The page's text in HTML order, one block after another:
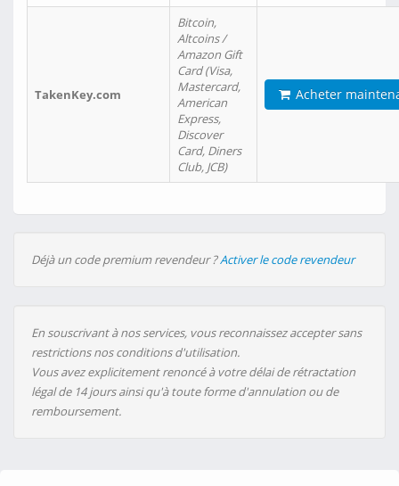
TakenKey.com
Bitcoin,
Altcoins /
Amazon Gift
Card (Visa,
Mastercard,
American
Express,
Discover
Card, Diners
Club, JCB)
Acheter
Déjà un code premium revendeur ?Activer le code revendeur
En souscrivant à nos services, vous reconnaissez accepter sans
restrictions nos conditions d'utilisation.
Vous avez explicitement renoncé à votre délai de rétractation
légal de 14 jours ainsi qu'à toute forme d'annulation ou de
remboursement.